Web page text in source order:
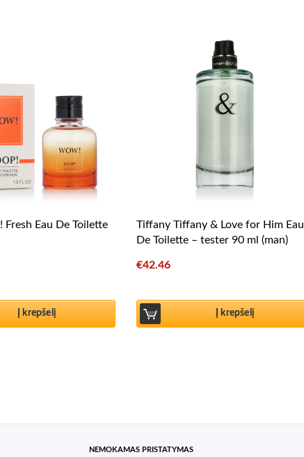
Fresh Eau De Toilette
Į krepšelį
Tiffany Tiffany & Love for Him Eau
De Toilette – tester 90 ml (man)
€42.46
Į krepšelį
NEMOKAMAS PRISTATYMAS